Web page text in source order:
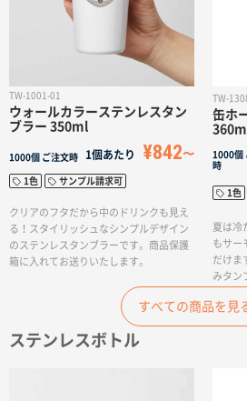
でのノベルティ、オリジナルグッズとし
てご利用いただけます。
TW-1001-01
ウォールカラーステンレスタン
ブラー 350ml
1000個 ご注文時 1個あたり ¥842
1色 サンプル請求可
クリアのフタだから中のドリンクも見え
る！スタイリッシュなシンプルデザイン
のステンレスタンブラーです。商品保護
箱に入れてお送りいたします。
TW-
缶ホ
360ml
1000個
時
1色
夏は冷
もサー
だけま
みタン
リジ
の
タンブ
い仕
すべての商品を見
ステンレスボトル